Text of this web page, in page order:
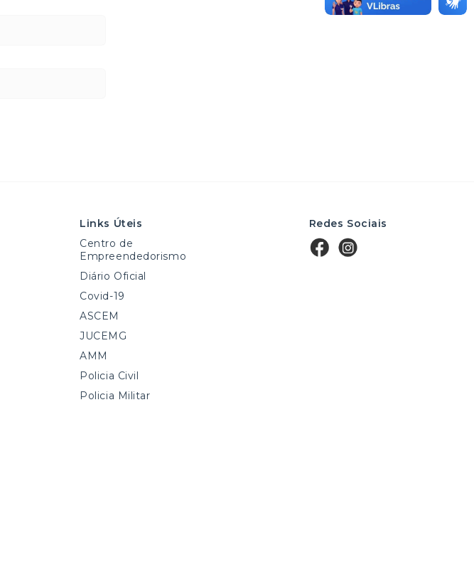
Links Úteis
Centro de
Empreendedorismo
Diário Oficial
Covid-19
ASCEM
JUCEMG
AMM
Policia Civil
Policia Militar
Redes Sociais